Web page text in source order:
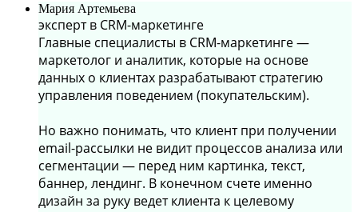
Мария Артемьева
эксперт в CRM-маркетинге
Главные специалисты в CRM-маркетинге —
маркетолог и аналитик, которые на основе
данных о клиентах разрабатывают стратегию
управления поведением (покупательским).
Но важно понимать, что клиент при получении
email-рассылки не видит процессов анализа или
сегментации — перед ним картинка, текст,
баннер, лендинг. В конечном счете именно
дизайн за руку ведет клиента к целевому